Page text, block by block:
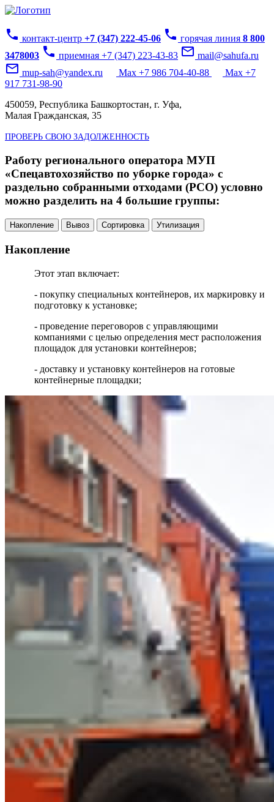
phone контакт-центр +7 (347) 222-45-06 phone горячая линия 8 800
3478003 phone приемная +7 (347) 223-43-83 mail_outline mail@sahufa.ru
mail_outline mup-sah@yandex.ru Max +7 986 704-40-88
Max +7
917 731-98-90
450059, Республика Башкортостан, г. Уфа,
Малая Гражданская, 35
ПРОВЕРЬ СВОЮ ЗАДОЛЖЕННОСТЬ
Работу регионального оператора МУП
«Спецавтохозяйство по уборке города» с
раздельно собранными отходами (РСО) условно
можно разделить на 4 большие группы:
Накопление Вывоз Сортировка Утилизация
Накопление
Этот этап включает:
- покупку специальных контейнеров, их маркировку и
подготовку к установке;
- проведение переговоров с управляющими
компаниями с целью определения мест расположения
площадок для установки контейнеров;
- доставку и установку контейнеров на готовые
контейнерные площадки;